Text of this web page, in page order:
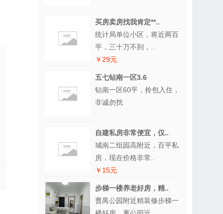
买房卖房找我肯定**..
统计局单位小区，将近两百
平，三十万不到，..
￥29元
五七钻南一区3.6
钻南一区60平，拎包入住，
非诚勿扰
自建私房非常便宜，仅..
城南二组园高附近，百平私
房，现在价格非常..
￥15元
步梯一楼养老好房，精..
曹禺公园附近精装修步梯一